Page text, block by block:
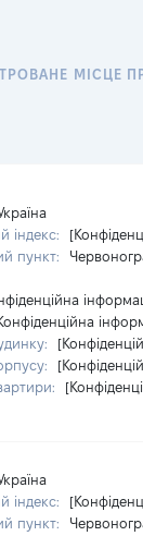
МІСЦЕ
індекс:
пункт:
індекс:
пункт: